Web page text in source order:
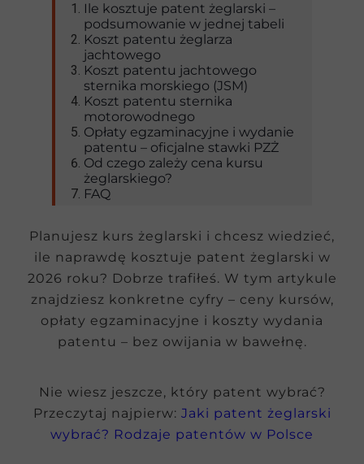
Planujesz kurs żeglarski i chcesz wiedzieć,
ile naprawdę kosztuje patent żeglarski w
2026 roku? Dobrze trafiłeś. W tym artykule
znajdziesz konkretne cyfry – ceny kursów,
opłaty egzaminacyjne i koszty wydania
patentu – bez owijania w bawełnę.
Nie wiesz jeszcze, który patent wybrać?
Przeczytaj najpierw: Jaki patent żeglarski
wybrać? Rodzaje patentów w Polsce
Ile kosztuje patent żeglarski –
podsumowanie w jednej tabeli
Koszt patentu żeglarza
jachtowego
Koszt patentu jachtowego
sternika morskiego (JSM)
Koszt patentu sternika
motorowodnego
Opłaty egzaminacyjne i wydanie
patentu – oficjalne stawki PZŻ
Od czego zależy cena kursu
żeglarskiego?
FAQ